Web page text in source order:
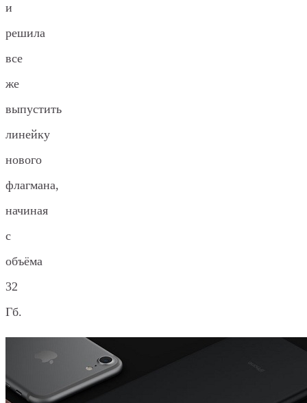
и
решила
все
же
выпустить
линейку
нового
флагмана,
начиная
с
объёма
32
Гб.